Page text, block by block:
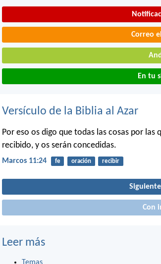
Correo
En tu
Versículo de la Biblia al Azar
Por eso os digo que todas las cosas por las
recibido, y os serán concedidas.
Marcos 11:24 fe oración recibir
Con
Leer más